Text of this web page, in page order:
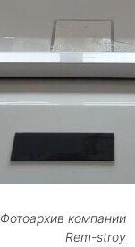
Фотоархив компании
Rem-stroy